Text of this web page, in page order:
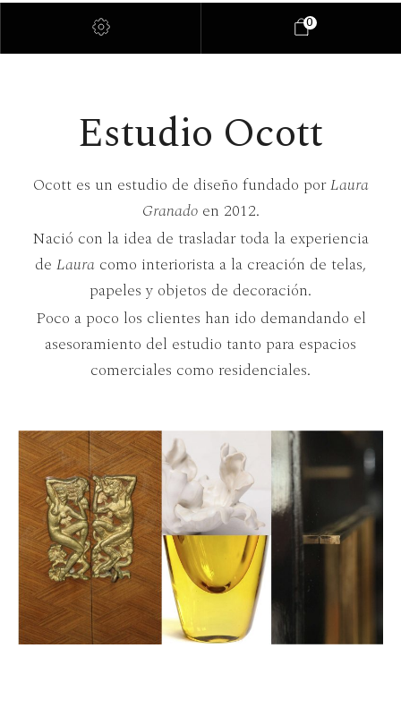
0
Estudio Ocott
Ocott es un estudio de diseño fundado porLaura
Granadoen 2012.
Nació con la idea de trasladar toda la experiencia
de Laura como interiorista a la creación de telas,
papeles y objetos de decoración.
Poco a poco los clientes han ido demandando el
asesoramiento del estudio tanto para espacios
comerciales como residenciales.